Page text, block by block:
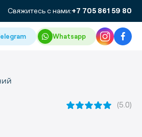
Свяжитесь с нами:+7 705 861 59 80
Whatsapp
(5.0)